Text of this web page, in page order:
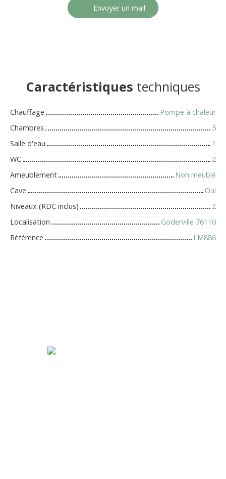
Envoyer un mail
Caractéristiques techniques
Chauffage
Pompe à chaleur
Chambres
5
Salle d'eau
1
WC
2
Ameublement
Non meublé
Cave
Oui
Niveaux (RDC inclus)
2
Localisation
Goderville 76110
Référence
LM886